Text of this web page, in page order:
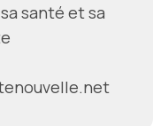
santé et sa